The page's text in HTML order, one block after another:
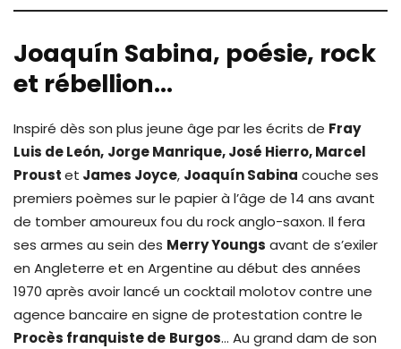
Joaquín Sabina, poésie, rock
et rébellion…
Inspiré dès son plus jeune âge par les écrits de Fray
Luis de León, Jorge Manrique, José Hierro, Marcel
Proustet James Joyce, Joaquín Sabina couche ses
premiers poèmes sur le papier à l’âge de 14 ans avant
de tomber amoureux fou du rock anglo-saxon. Il fera
ses armes au sein des Merry Youngs avant de s’exiler
en Angleterre et en Argentine au début des années
1970 après avoir lancé un cocktail molotov contre une
agence bancaire en signe de protestation contre le
Procès franquiste de Burgos… Au grand dam de son